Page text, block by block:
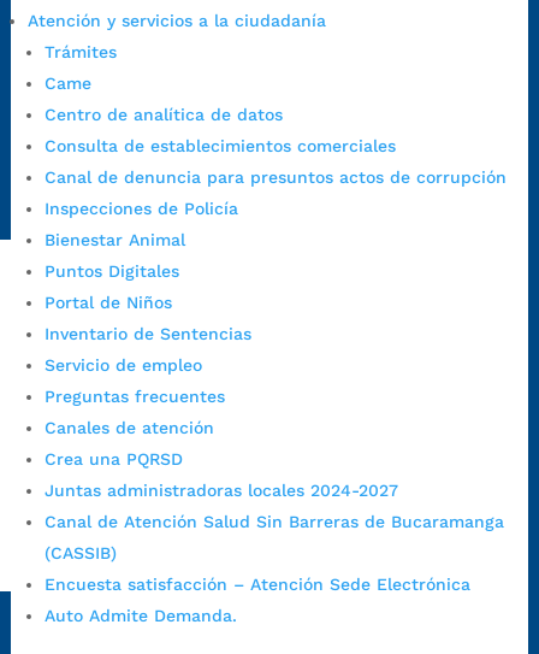
Atención y servicios a la ciudadanía
Trámites
Came
Centro de analítica de datos
Consulta de establecimientos comerciales
Canal de denuncia para presuntos actos de corrupción
Inspecciones de Policía
Bienestar Animal
Puntos Digitales
Portal de Niños
Inventario de Sentencias
Servicio de empleo
Preguntas frecuentes
Canales de atención
Crea una PQRSD
Juntas administradoras locales 2024-2027
Canal de Atención Salud Sin Barreras de Bucaramanga
(CASSIB)
Encuesta satisfacción – Atención Sede Electrónica
Auto Admite Demanda.
judiciales:
https://www.bucaramanga.gov.co/gobierno-ciudadanos-
1/secretarias/oficina-de-control-interno-disciplinario/
@AlcaldíaBGA
PrensaBucaramanga
Autorización de Tratamiento de Datos Personales